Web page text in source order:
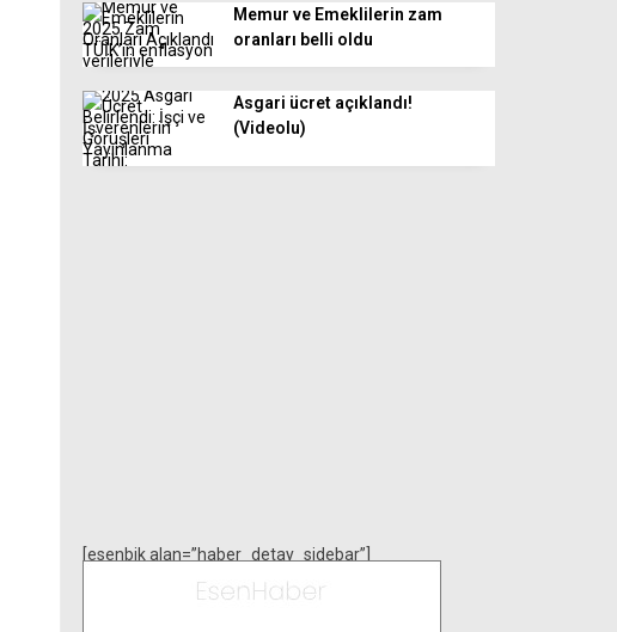
Memur ve Emeklilerin zam
oranları belli oldu
Asgari ücret açıklandı!
(Videolu)
[esenbik alan=”haber_detay_sidebar”]